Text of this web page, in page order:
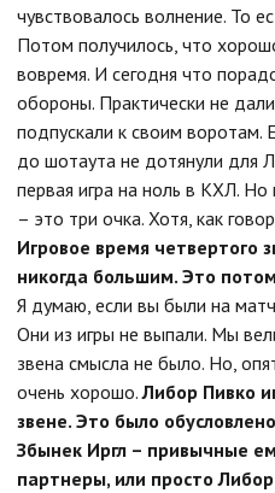
чувствовалось волнение. То
Потом получилось, что
вовремя. И сегодня что
обороны. Практически не
подпускали к своим воротам.
до шотаута не дотянули для
первая игра на ноль в КХЛ.
– это три очка. Хотя, как
Игровое время четвертого
никогда большим. Это
Я думаю, если вы были на
Они из игры не выпали. Мы
звена смысла не было. Но,
очень хорошо.Либор Пивко
звене. Это было
Збынек Иргл – привычные
партнеры, или просто